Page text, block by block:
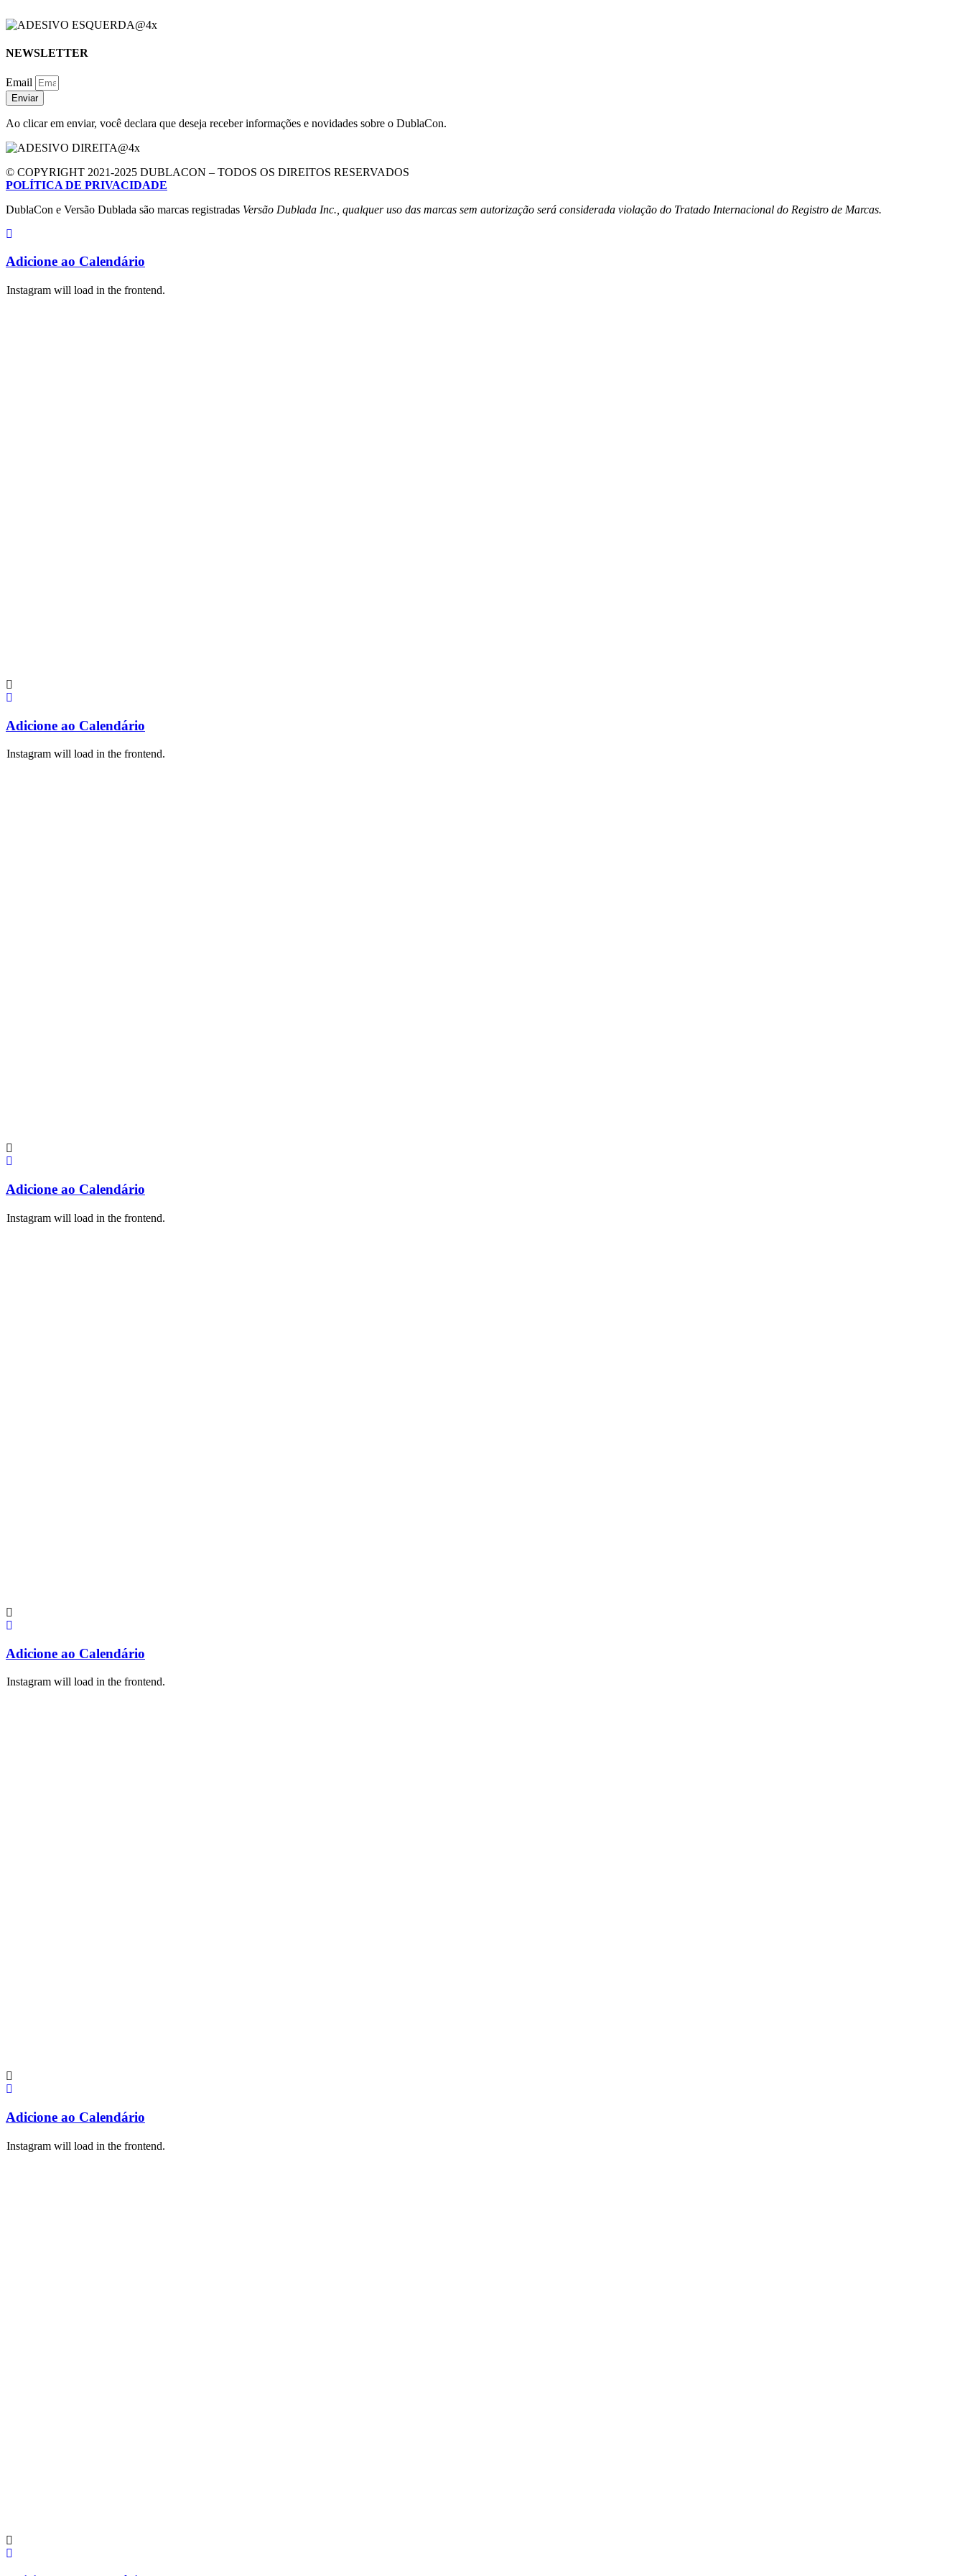
NEWSLETTER
Email
Enviar
Ao clicar em enviar, você declara que deseja receber informações e novidades sobre o DublaCon.
© COPYRIGHT 2021-2025 DUBLACON – TODOS OS DIREITOS RESERVADOS
POLÍTICA DE PRIVACIDADE
DublaCon e Versão Dublada são marcas registradas Versão Dublada Inc., qualquer uso das marcas sem autorização será considerada violação do Tratado Internacional do Registro de Marcas.
Adicione ao Calendário
Instagram will load in the frontend.
Adicione ao Calendário
Instagram will load in the frontend.
Adicione ao Calendário
Instagram will load in the frontend.
Adicione ao Calendário
Instagram will load in the frontend.
Adicione ao Calendário
Instagram will load in the frontend.